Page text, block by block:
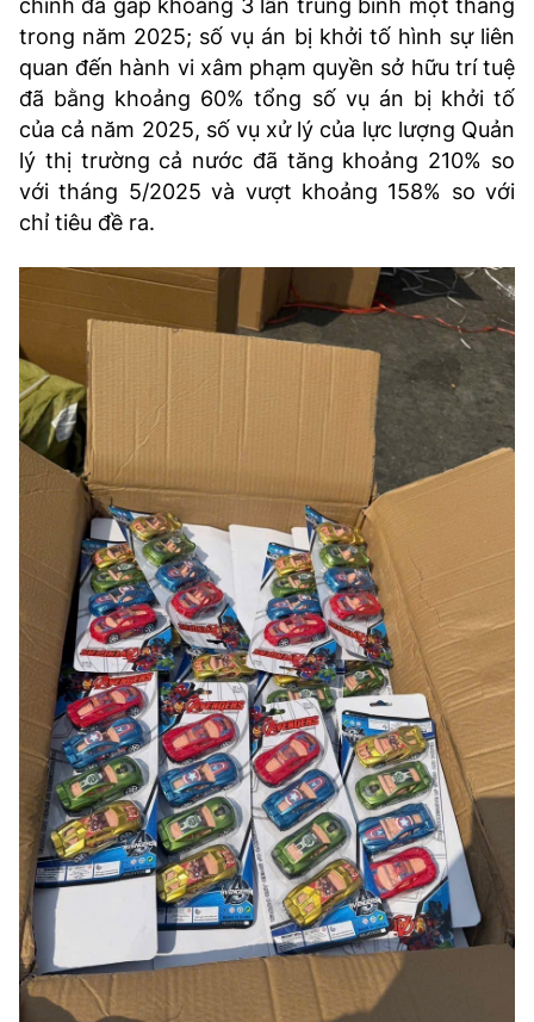
chính đã gấp khoảng 3 lần trung bình một tháng
trong năm 2025; số vụ án bị khởi tố hình sự liên
quan đến hành vi xâm phạm quyền sở hữu trí tuệ
đã bằng khoảng 60% tổng số vụ án bị khởi tố
của cả năm 2025, số vụ xử lý của lực lượng Quản
lý thị trường cả nước đã tăng khoảng 210% so
với tháng 5/2025 và vượt khoảng 158% so với
chỉ tiêu đề ra.